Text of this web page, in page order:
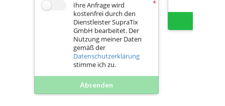
Ihre Anfrage wird
kostenfrei durch den
Dienstleister SupraTix
GmbH bearbeitet. Der
Nutzung meiner Daten
gemäß der
Datenschutzerklärung
stimme ich zu.
Absenden